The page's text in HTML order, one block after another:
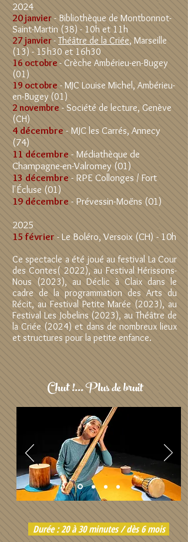
2024
20 janvier - Bibliothèque de Montbonnot-
Saint-Martin (38) - 10h et 11h
27 janvier-Théâtre de la Criée, Marseille
(13) - 15h30 et 16h30
16 octobre - Crèche Ambérieu-en-Bugey
(01)
19 octobre - MJC Louise Michel, Ambérieu-
en-Bugey (01)
2 novembre - Société de lecture, Genève
(CH)
4 décembre - MJC les Carrés, Annecy
(74)
11 décembre - Médiathèque de
Champagne-en-Valromey (01)
13 décembre - RPE Collonges / Fort
l'Écluse (01)
19 décembre - Prévessin-Moëns (01)
2025
15 février - Le Boléro, Versoix (CH) - 10h
Ce spectacle a été joué au festival La Cour
des Contes( 2022), au Festival Hérissons-
Nous (2023), au Déclic à Claix dans le
cadre de la programmation des Arts du
Récit, au Festival Petite Marée (2023), au
Festival Les Jobelins (2023), au Théâtre de
la Criée (2024) et dans de nombreux lieux
et structures pour la petite enfance.
Chut !... Plus de bruit
Durée : 20 à 30 minutes / dès 6 mois